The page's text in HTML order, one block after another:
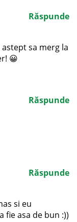
sa merg la
😀
Răspunde
Răspunde
si eu
fie asa de bun :))
Răspunde